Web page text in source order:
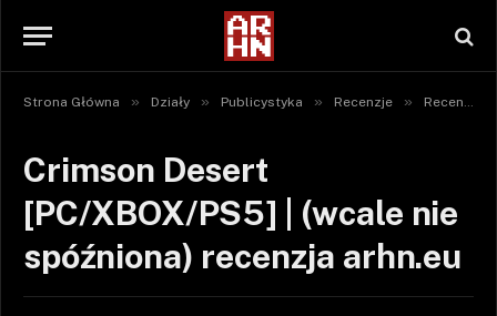
Strona Główna » Działy » Publicystyka » Recenzje » Recenzje gier
Crimson Desert
[PC/XBOX/PS5] | (wcale nie
spóźniona) recenzja arhn.eu